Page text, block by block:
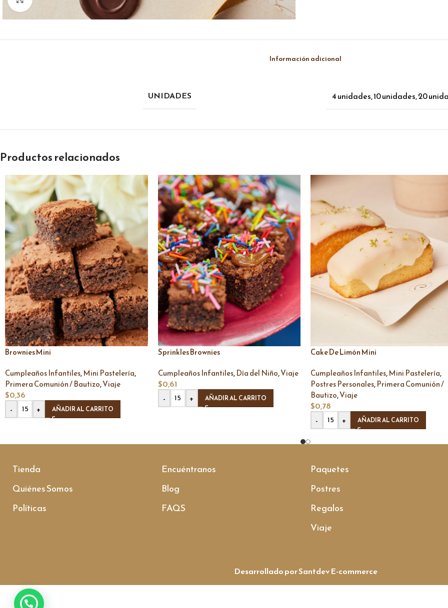
Información adicional
UNIDADES 4 unidades,10 unidades,20
Productos relacionados
Brownies Mini
Cumpleaños Infantiles,Mini Pastelería,
Primera Comunión / Bautizo,Viaje
$0,36
-
+ AÑADIR AL CARRITO
Sprinkles Brownies
Cumpleaños Infantiles,Día del Niño,Viaje
$0,61
-
+ AÑADIR AL CARRITO
Cake De Limón Mini
Cumpleaños Infantiles,Mini Pastelería,
Postres Personales,Primera Comunión /
Bautizo,Viaje
$0,78
-
+ AÑADIR AL CARRITO
Tienda
Quiénes Somos
Políticas
Encuéntranos
Blog
FAQS
Paquetes
Postres
Regalos
Viaje
Desarrollado por Santdev E-commerce